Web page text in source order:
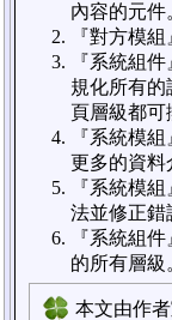
內容的元件
『對方模
『系統組
規化所有的
頁層級都可
『系統模
更多的資料
『系統模
法並修正錯
『系統組
的所有層級
本文由作